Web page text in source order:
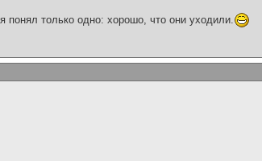
только одно: хорошо, что они уходили.